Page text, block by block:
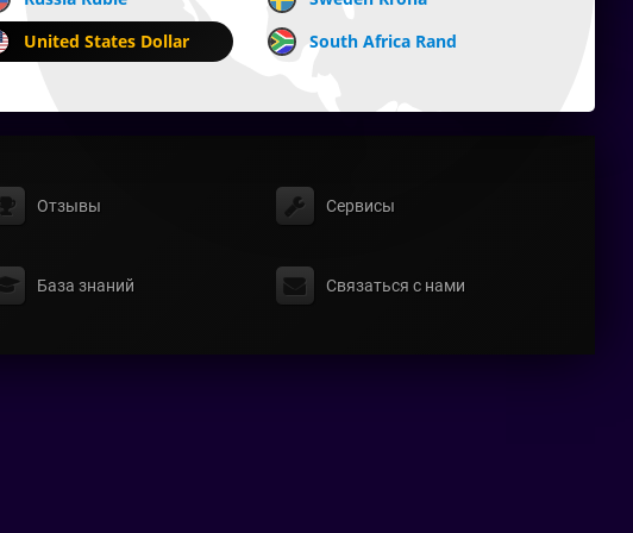
United States Dollar South Africa Rand
Отзывы Сервисы
База знаний Связаться с нами